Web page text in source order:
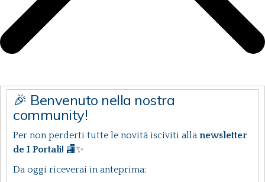
🎉 Benvenuto nella nostra
community!
Per non perderti tutte le novità isciviti alla newsletter
de I Portali! 🏬✨
Da oggi riceverai in anteprima: